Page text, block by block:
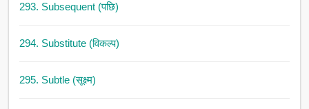
293. Subsequent (पछि)
294. Substitute (विकल्प)
295. Subtle (सूक्ष्म)